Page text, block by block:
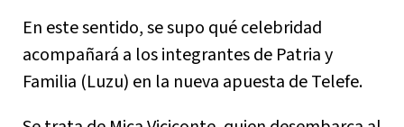
En este sentido, se supo qué celebridad
acompañará a los integrantes de Patria y
Familia (Luzu) en la nueva apuesta de Telefe.